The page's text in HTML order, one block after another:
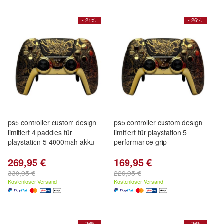
- 21%
ps5 controller custom design
limitiert 4 paddles für
playstation 5 4000mah akku
269,95 €
339,95 €
Kostenloser Versand
- 26%
ps5 controller custom design
limitiert für playstation 5
performance grip
169,95 €
229,95 €
Kostenloser Versand